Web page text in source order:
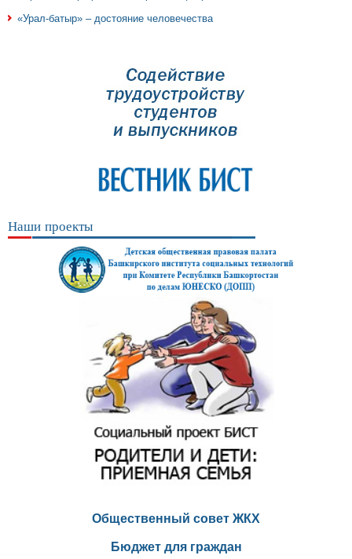
«Урал-батыр» – достояние человечества
Наши проекты
Общественный совет ЖКХ
Бюджет для граждан